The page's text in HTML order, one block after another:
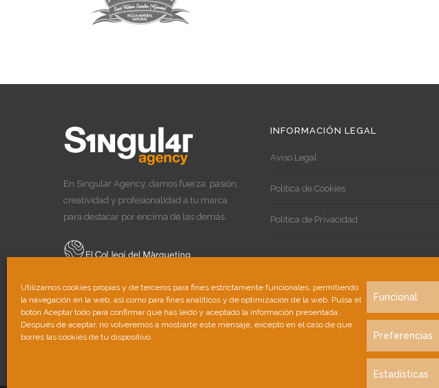
Utilizamos cookies propias y de terceros para fines estrictamente funcionales, permitiendo
la navegación en la web, así como para fines analíticos y de optimización de la web. Pulsa el
botón Aceptar todo para confirmar que has leído y aceptado la información presentada.
Después de aceptar, no volveremos a mostrarte este mensaje, excepto en el caso de que
borres las cookies de tu dispositivo.
Funcional
Preferencias
Estadísticas
En Singular Agency, damos fuerza, pasión,
creatividad y profesionalidad a tu marca
para destacar por encima de las demás.
INFORMACIÓN LEGAL
Aviso Legal
Política de Cookies
Política de Privacidad